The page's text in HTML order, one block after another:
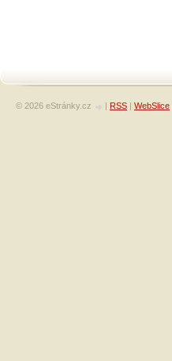
© 2026 eStránky.cz | RSS | WebSlice